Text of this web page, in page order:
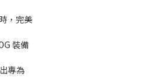
，完美
裝備
專為